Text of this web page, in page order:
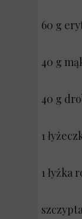
60 g
40 g
40 g
1
1 łyżka